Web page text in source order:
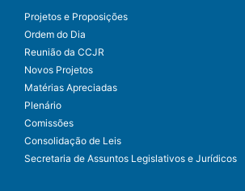
Projetos e Proposições
Ordem do Dia
Reunião da CCJR
Novos Projetos
Matérias Apreciadas
Plenário
Comissões
Consolidação de Leis
Secretaria de Assuntos Legislativos e Jurídicos